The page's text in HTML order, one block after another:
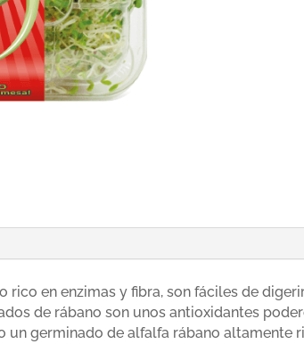
rico en enzimas y fibra, son fáciles de
de rábano son unos antioxidantes
un germinado de alfalfa rábano altamente